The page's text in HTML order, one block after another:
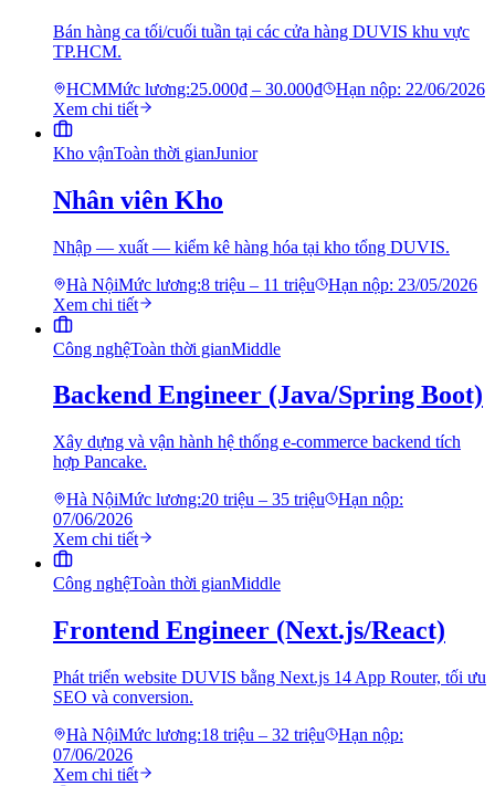
Bán hàng ca tối/cuối tuần tại các cửa hàng DUVIS khu vực
TP.HCM.
HCMMức lương:25.000₫ – 30.000₫ Hạn nộp: 22/06/2026
Xem chi tiết
Kho vậnToàn thời gianJunior
Nhân viên Kho
Nhập — xuất — kiểm kê hàng hóa tại kho tổng DUVIS.
Hà NộiMức lương:8 triệu – 11 triệu Hạn nộp: 23/05/2026
Xem chi tiết
Công nghệToàn thời gianMiddle
Backend Engineer (Java/Spring Boot)
Xây dựng và vận hành hệ thống e-commerce backend tích
hợp Pancake.
Hà NộiMức lương:20 triệu – 35 triệu
Hạn nộp:
07/06/2026
Xem chi tiết
Công nghệToàn thời gianMiddle
Frontend Engineer (Next.js/React)
Phát triển website DUVIS bằng Next.js 14 App Router, tối ưu
SEO và conversion.
Hà NộiMức lương:18 triệu – 32 triệu
Hạn nộp:
07/06/2026
Xem chi tiết